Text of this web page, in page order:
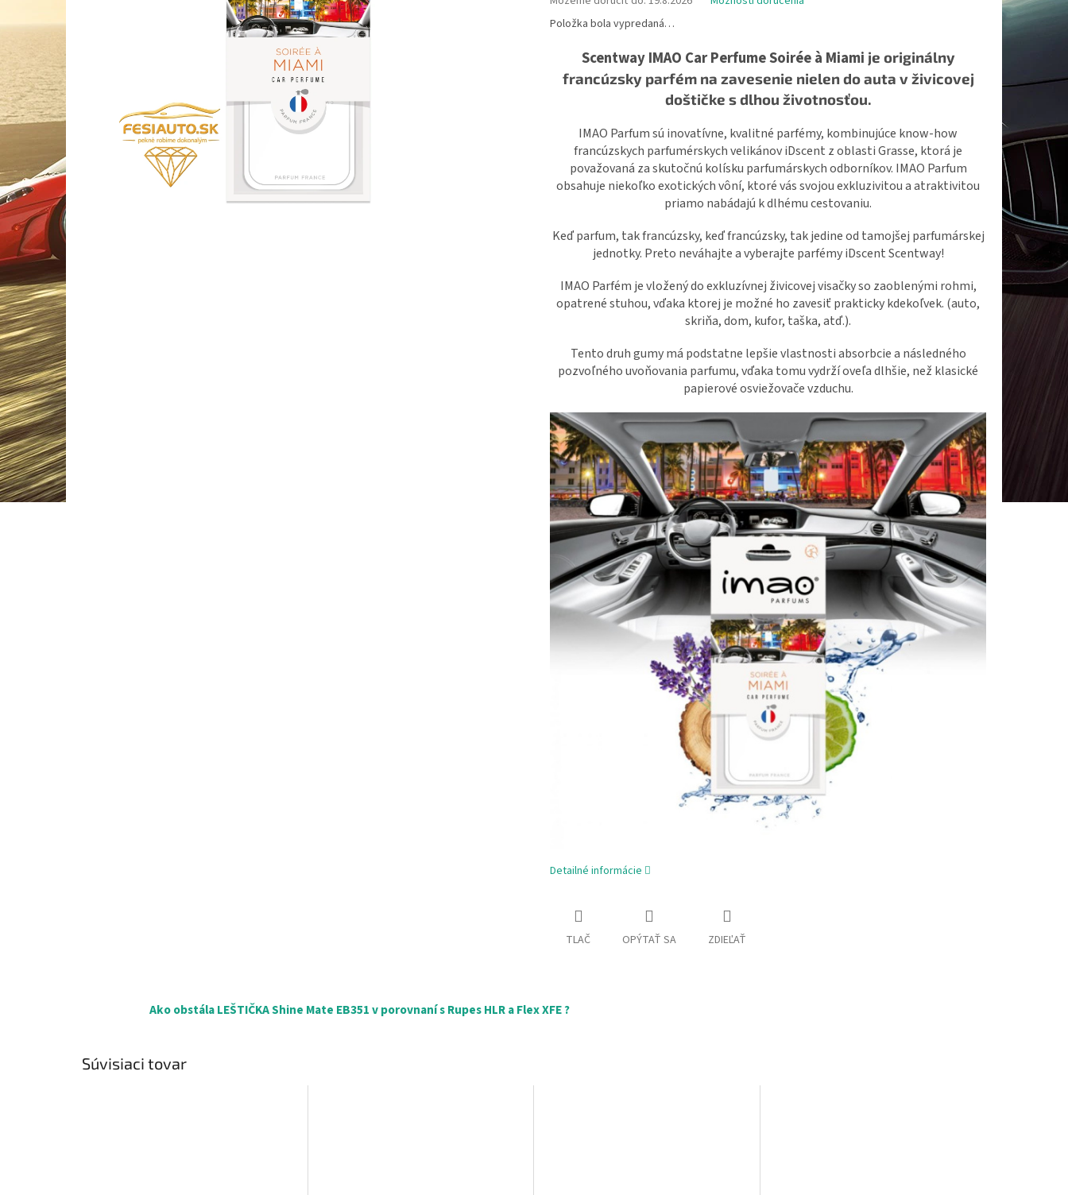
Položka bola vypredaná…
Scentway IMAO Car Perfume Soirée à Miami je originálny
francúzsky parfém na zavesenie nielen do auta v živicovej
doštičke s dlhou životnosťou.
IMAO Parfum sú inovatívne, kvalitné parfémy, kombinujúce know-how
francúzskych parfumérskych velikánov iDscent z oblasti Grasse, ktorá je
považovaná za skutočnú kolísku parfumárskych odborníkov. IMAO Parfum
obsahuje niekoľko exotických vôní, ktoré vás svojou exkluzivitou a atraktivitou
priamo nabádajú k dlhému cestovaniu.
Keď parfum, tak francúzsky, keď francúzsky, tak jedine od tamojšej parfumárskej
jednotky. Preto neváhajte a vyberajte parfémy iDscent Scentway!
IMAO Parfém je vložený do exkluzívnej živicovej visačky so zaoblenými rohmi,
opatrené stuhou, vďaka ktorej je možné ho zavesiť prakticky kdekoľvek. (auto,
skriňa, dom, kufor, taška, atď.).
Tento druh gumy má podstatne lepšie vlastnosti absorbcie a následného
pozvoľného uvoňovania parfumu, vďaka tomu vydrží oveľa dlhšie, než klasické
papierové osviežovače vzduchu.
Detailné informácie
TLAČ OPÝTAŤ SA ZDIEĽAŤ
Ako obstála LEŠTIČKA Shine Mate EB351 v porovnaní s Rupes HLR a Flex XFE ?
Súvisiaci tovar